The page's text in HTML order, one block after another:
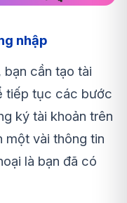
nhập
bạn cần tạo tài
tiếp tục các bước
ký tài khoản trên
một vài thông tin
là bạn đã có